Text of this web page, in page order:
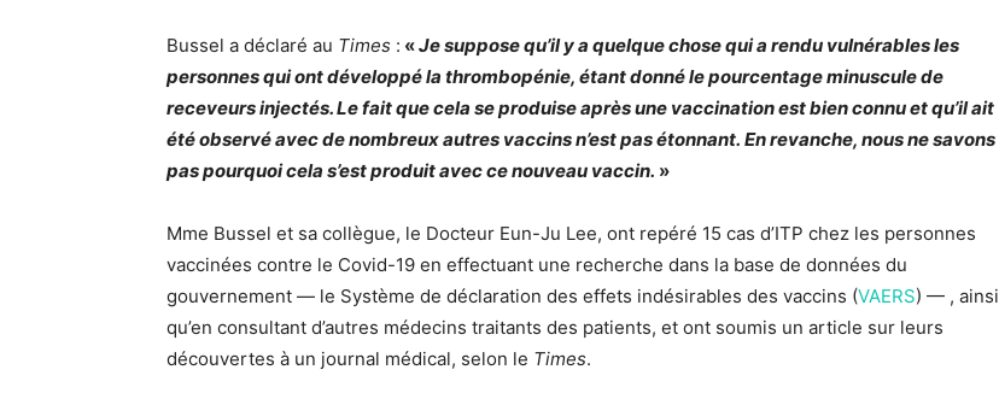
Bussel a déclaré au Times : «Je suppose qu’il y a quelque chose qui a rendu vulnérables les
personnes qui ont développé la thrombopénie, étant donné le pourcentage minuscule de
receveurs injectés. Le fait que cela se produise après une vaccination est bien connu et qu’il ait
été observé avec de nombreux autres vaccins n’est pas étonnant. En revanche, nous ne savons
pas pourquoi cela s’est produit avec ce nouveau vaccin. »
Mme Bussel et sa collègue, le Docteur Eun-Ju Lee, ont repéré 15 cas d’ITP chez les personnes
vaccinées contre le Covid-19 en effectuant une recherche dans la base de données du
gouvernement — le Système de déclaration des effets indésirables des vaccins (VAERS) — , ainsi
qu’en consultant d’autres médecins traitants des patients, et ont soumis un article sur leurs
découvertes à un journal médical, selon le Times.